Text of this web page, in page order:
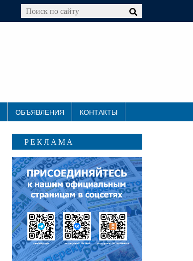
ОБЪЯВЛЕНИЯ КОНТАКТЫ
РЕКЛАМА